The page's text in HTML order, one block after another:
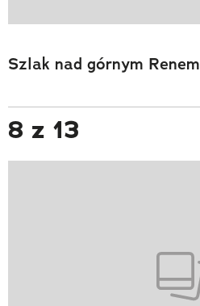
Szlak nad górnym Renem
8 z 13